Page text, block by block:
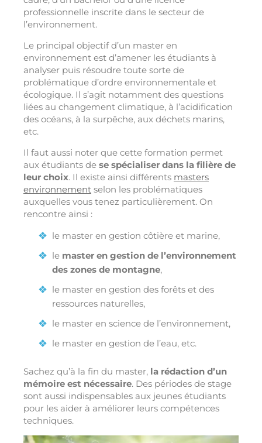
professionnelle inscrite dans le secteur de
l’environnement.
Le principal objectif d’un master en
environnement est d’amener les étudiants à
analyser puis résoudre toute sorte de
problématique d’ordre environnementale et
écologique. Il s’agit notamment des questions
liées au changement climatique, à l’acidification
des océans, à la surpêche, aux déchets marins,
etc.
Il faut aussi noter que cette formation permet
aux étudiants de se spécialiser dans la filière de
leur choix. Il existe ainsi différents masters
environnement selon les problématiques
auxquelles vous tenez particulièrement. On
rencontre ainsi :
le master en gestion côtière et marine,
le master en gestion de l’environnement
des zones de montagne,
le master en gestion des forêts et des
ressources naturelles,
le master en science de l’environnement,
le master en gestion de l’eau, etc.
Sachez qu’à la fin du master, la rédaction d’un
mémoire est nécessaire. Des périodes de stage
sont aussi indispensables aux jeunes étudiants
pour les aider à améliorer leurs compétences
techniques.